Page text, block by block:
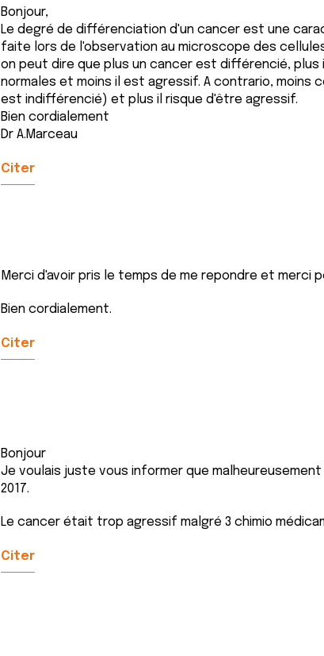
Bonjour,
Le degré de différenciation d'un cancer est une
faite lors de l'observation au microscope des
on peut dire que plus un cancer est différencié,
normales et moins il est agressif. A contrario, moins
est indifférencié) et plus il risque d'être agressif.
Bien cordialement
Dr A.Marceau
Citer
Merci d'avoir pris le temps de me repondre et merci
Bien cordialement.
Citer
Bonjour
Je voulais juste vous informer que
2017.
Le cancer était trop agressif malgré 3 chimio
Citer